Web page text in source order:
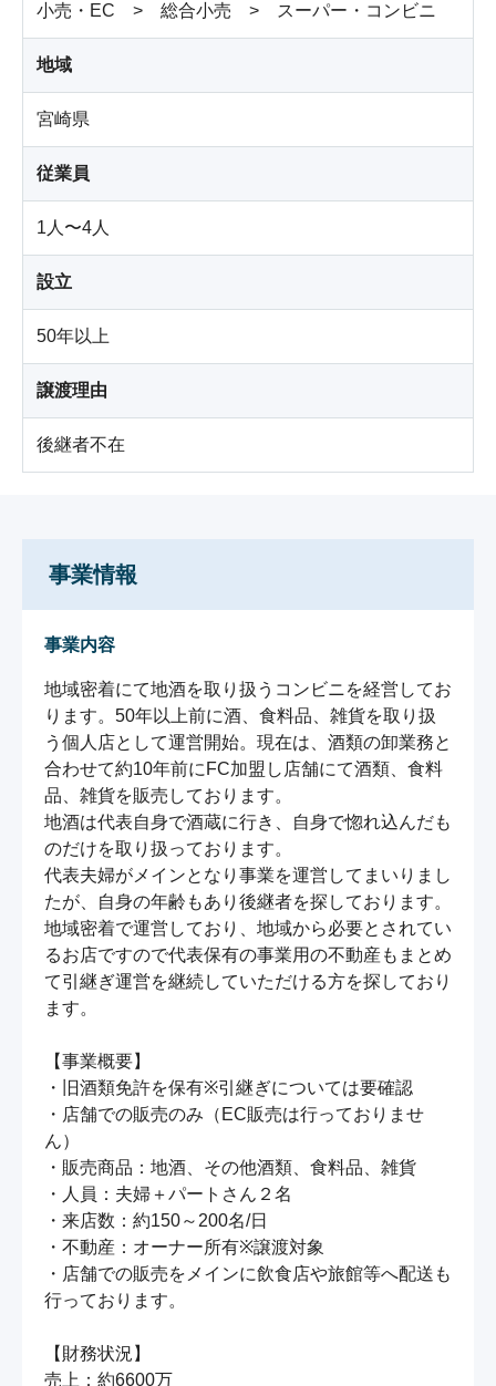
小売・EC > 総合小売 > スーパー・コンビニ
地域
宮崎県
従業員
1人〜4人
設立
50年以上
譲渡理由
後継者不在
事業情報
事業内容
地域密着にて地酒を取り扱うコンビニを経営してお
ります。50年以上前に酒、食料品、雑貨を取り扱
う個人店として運営開始。現在は、酒類の卸業務と
合わせて約10年前にFC加盟し店舗にて酒類、食料
品、雑貨を販売しております。
地酒は代表自身で酒蔵に行き、自身で惚れ込んだも
のだけを取り扱っております。
代表夫婦がメインとなり事業を運営してまいりまし
たが、自身の年齢もあり後継者を探しております。
地域密着で運営しており、地域から必要とされてい
るお店ですので代表保有の事業用の不動産もまとめ
て引継ぎ運営を継続していただける方を探しており
ます。
【事業概要】
・旧酒類免許を保有※引継ぎについては要確認
・店舗での販売のみ（EC販売は行っておりませ
ん）
・販売商品：地酒、その他酒類、食料品、雑貨
・人員：夫婦＋パートさん２名
・来店数：約150～200名/日
・不動産：オーナー所有※譲渡対象
・店舗での販売をメインに飲食店や旅館等へ配送も
行っております。
【財務状況】
売上：約6600万